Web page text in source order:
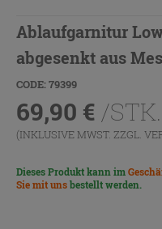
Ablaufgarnitur
abgesenkt aus
CODE: 79399
69,90 € /STK.
(INKLUSIVE MWST. ZZGL.
Dieses Produkt kann im
Sie mit unsbestellt werden.